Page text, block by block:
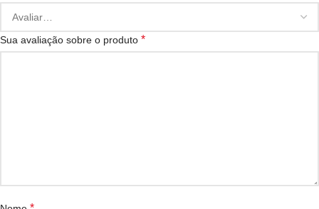
Sua avaliação sobre o produto *